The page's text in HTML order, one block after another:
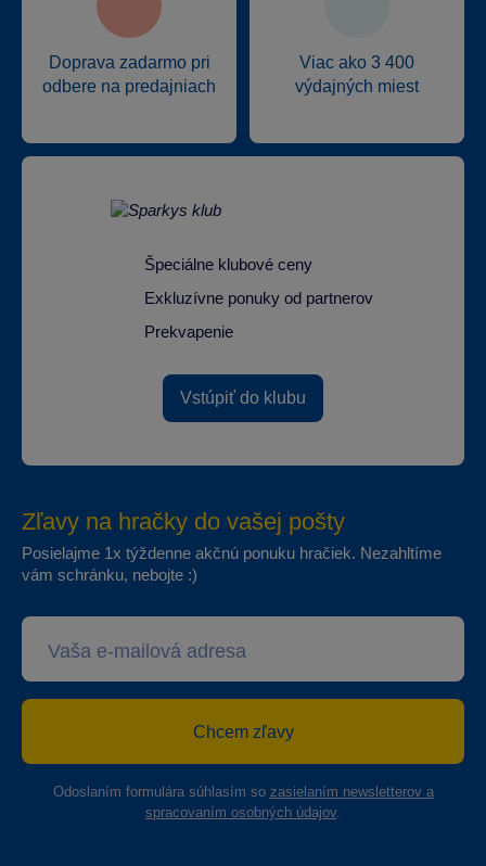
Doprava zadarmo pri
odbere na predajniach
Viac ako 3 400
výdajných miest
Špeciálne klubové ceny
Exkluzívne ponuky od partnerov
Prekvapenie
Vstúpiť do klubu
Zľavy na hračky do vašej pošty
Posielajme 1x týždenne akčnú ponuku hračiek. Nezahltíme
vám schránku, nebojte :)
Chcem zľavy
Odoslaním formulára súhlasím so zasielaním newsletterov a
spracovaním osobných údajov.